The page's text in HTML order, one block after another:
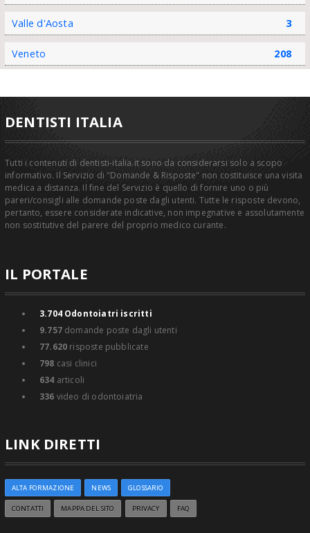
Valle d'Aosta 3
Veneto 208
DENTISTI ITALIA
Tutti i contenuti di dentisti-italia.it sono da considerarsi solo a scopo
informativo. Il Servizio di "Domande & Risposte" non costituisce una visita
medica a distanza. Il fine del Servizio è quello di fornire uno o più
pareri/consigli alle domande poste dagli utenti. Tutte le risposte devono,
pertanto, essere considerate indicative, non impegnative e assolutamente
non sostitutive del parere del proprio medico curante.
IL PORTALE
3.704Odontoiatri iscritti
9.757domande poste dagli utenti
77.620 risposte pubblicate
798 casi clinici
634 articoli
336 video di odontoiatria
LINK DIRETTI
ALTA FORMAZIONE NEWS GLOSSARIO
CONTATTI MAPPA DEL SITO PRIVACY FAQ